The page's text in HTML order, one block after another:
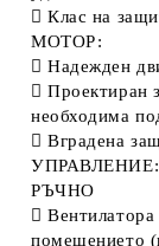
 Клас на
МОТОР:
 Надежден
 Проектиран
необходима
 Вградена
УПРАВЛЕНИЕ:
РЪЧНО
 Вентилатора
помещението